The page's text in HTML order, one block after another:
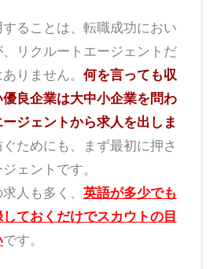
ることは、転職成功におい
リクルートエージェントだ
りません。 何を言っても収
良企業は大中小企業を問わ
ジェントから求人を出しま
ためにも、まず最初に押さ
ェントです。
人も多く、 英語が多少でも
ておくだけでスカウトの目
です。